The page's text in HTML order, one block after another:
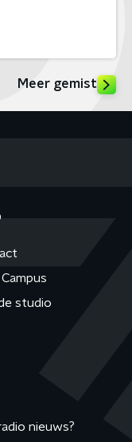
Meer gemist
studio
nieuws?